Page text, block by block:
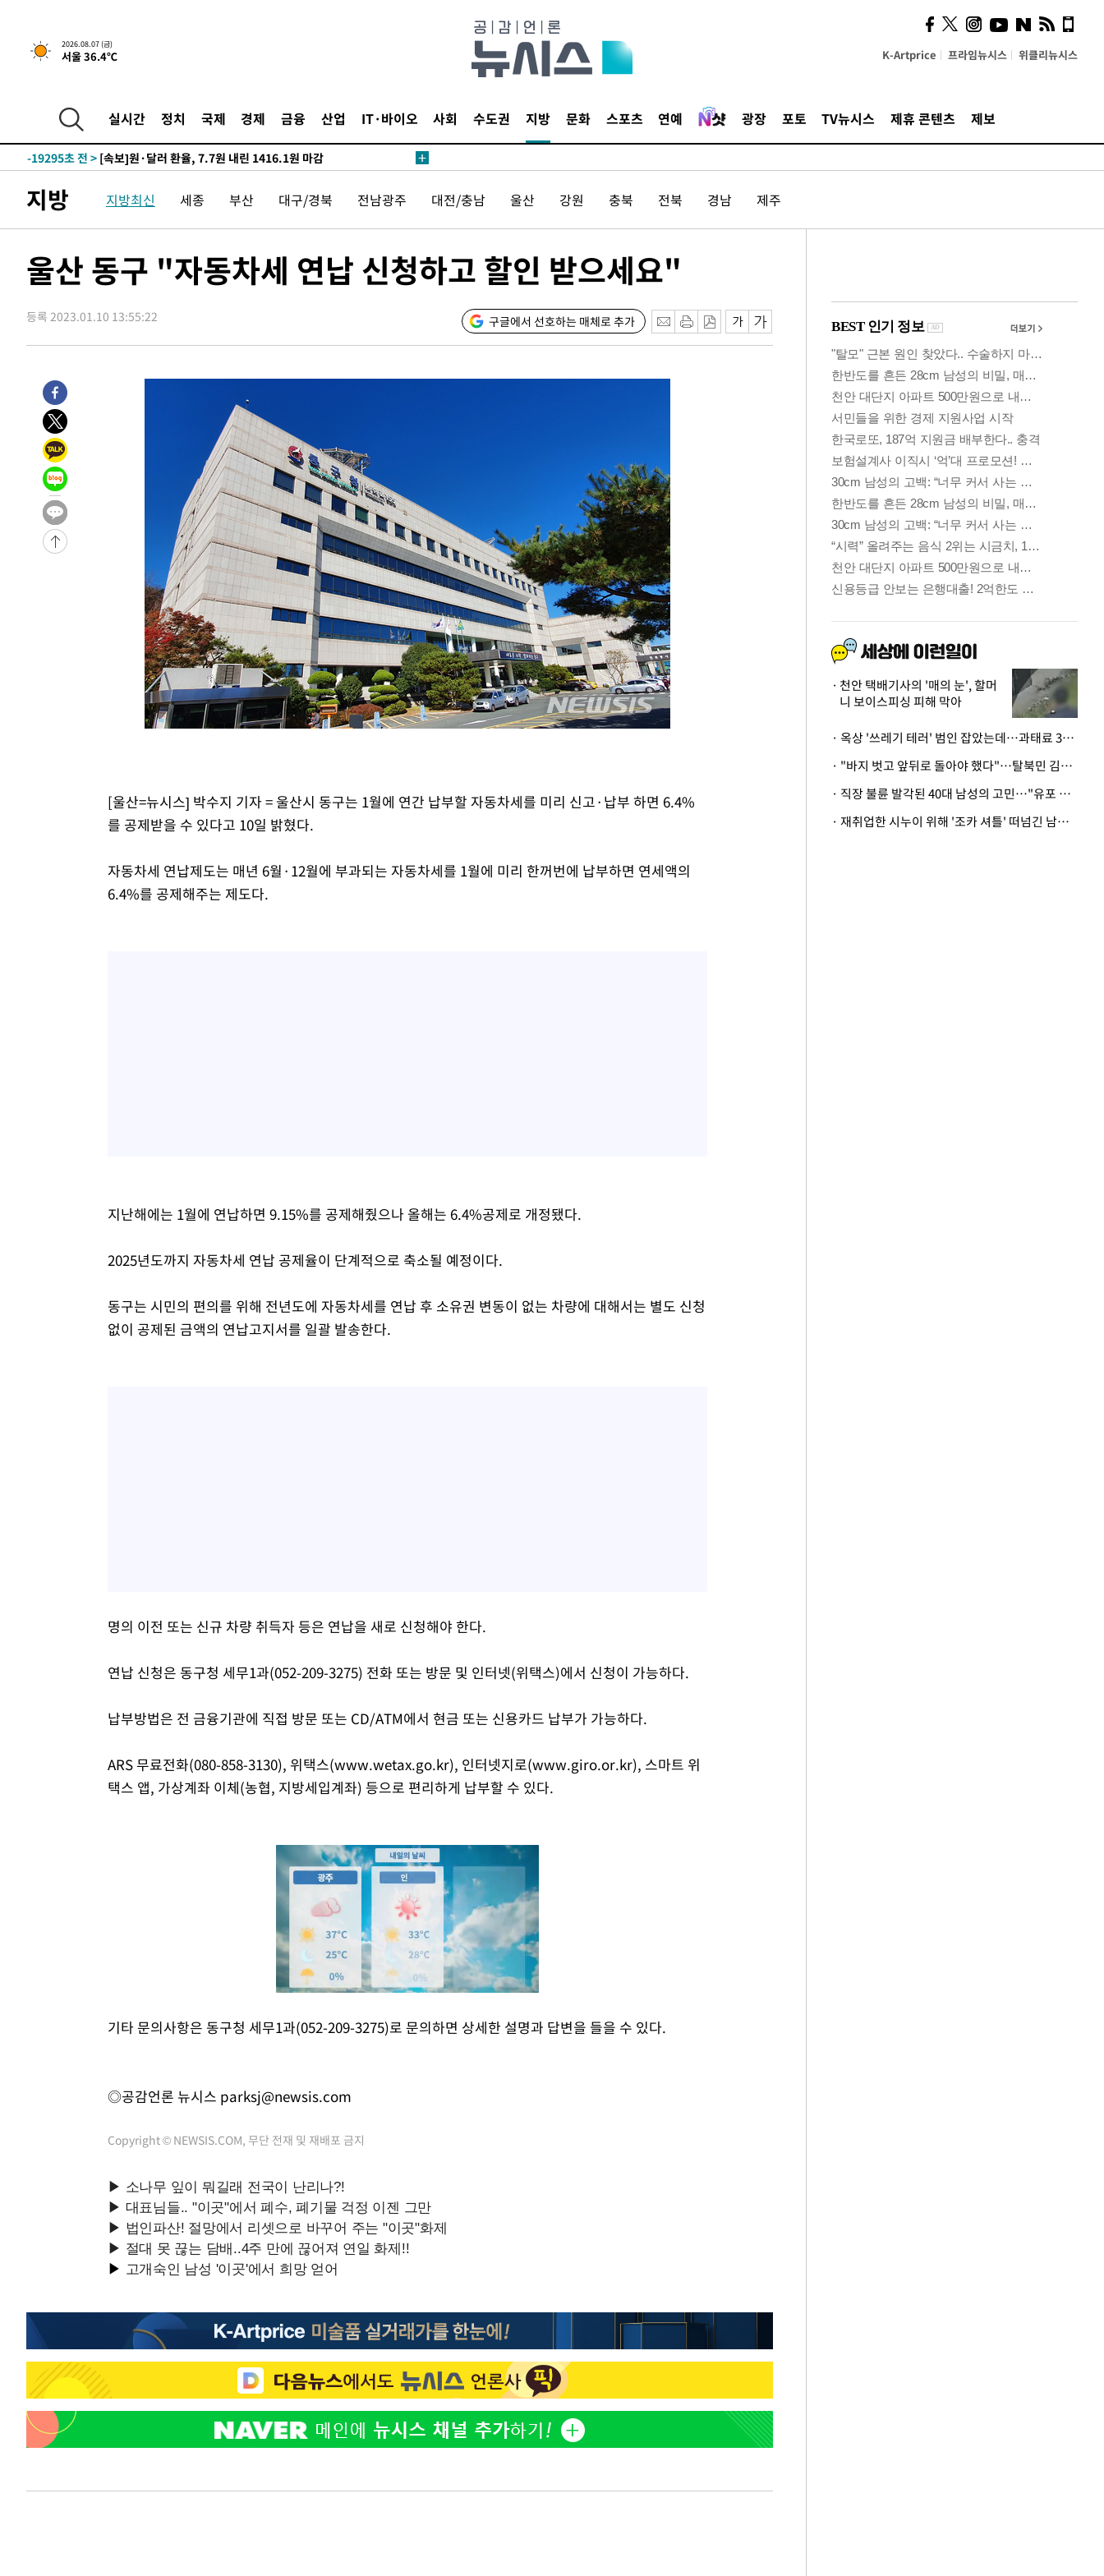
2026.08.07 (금)
서울 36.4℃ K-Artprice 프라임뉴시스 위클리뉴시스
실시간 정치 국제 경제 금융 산업 IT·바이오 사회 수도권 지방 문화 스포츠 연예 광장 포토 TV뉴시스 제휴 콘텐츠 제보
-23519초 전 >SK하이닉스, 용인·청주 팹에 54조 투자…"AI 메모리 수요 선제 대
응"
-20375초 전 >여자배구 이재영·이다영 자매, 아제르바이잔 투란VC 입단
-19362초 전 >
[속보]코스닥, 2.86포인트(0.36%) 내린 798.81마감
-19315초 전 >
-19295초 전 > [속보]원·달러 환율, 7.7원 내린 1416.1원 마감
-16274초 전 >
[속보]종합특검, '계엄 수용공간 확보' 신용해 前교정본부장 기소
-15147초 전 >외신들도 주목한 韓축구 파문…"국민적 공분에 수사 재개"
-14140초 전 >[속보]규제합리화위원회 부위원장에 김태유 서울대 공대 교수…이
-5823초 전 >[속보] 7월 중국 수출 23.9%↑ 수입 27.5%↑…무역총액 25.3%↑
-2983초 전 >[속보]'채상병 순직 책임' 임성근, 항소심도 징역 3년
9분 전 >민주 콩고 에볼라환자 4천명 돌파, 4053명 발생 1850명 사망
-27335초 전 >
"낮 기온 소폭 하락"…수도권 폭염중대경보, 폭염경보로 하향
-27299초 전 >
[속보]이 대통령, '호우피해' 안동·의성 관할 4개 면 특별재난지역
선포
-27262초 전 >
[단독]중수청 지원 검사들, 정원 초과 시 낮은 계급 임용…희망지 못
갈 수도
-25233초 전 >
낮 최고 37도 찜통더위…곳곳 소나기·강원 많은 비[내일날씨]
-23539초 전 >
SK하이닉스, 용인·청주 팹에 54조 투자…"AI 메모리 수요 선제 대
응"
-20395초 전 >
여자배구 이재영·이다영 자매, 아제르바이잔 투란VC 입단
-19648초 전 >
외국인 심판 성 접대 7경기 들여다보니…한국 축구 '5승 2무'
[속보]코스닥, 2.86포인트(0.36%) 내린 798.81마감
[속보]코스피, 6200선 약보합…0.60% 내린 6258.77에 마쳐
[속보]원·달러 환율, 7.7원 내린 1416.1원 마감
[속보] 노원서 40.1도 관측…서울, 2018년 이후 첫 40도
[속보]종합특검, '계엄 수용공간 확보' 신용해 前교정본부장 기소
외신들도 주목한 韓축구 파문…"국민적 공분에 수사 재개"
11시간 압수수색에 성접대 파문까지…'쑥대밭' 된 축구협회
[속보]규제합리화위원회 부위원장에 김태유 서울대 공대 교수…이
[속보]'채상병 순직 책임' 임성근, 항소심도 징역 3년
[속보]종합특검, '관저이전 봐주기 감사' 유병호 구속기소
지방 지방최신 세종 부산 대구/경북 전남광주 대전/충남 울산 강원 충북 전북 경남 제주
울산 동구 "자동차세 연납 신청하고 할인 받으세요"
등록 2023.01.10 13:55:22 구글에서 선호하는 매체로 추가
[울산=뉴시스] 박수지 기자 = 울산시 동구는 1월에 연간 납부할 자동차세를 미리 신고·납부 하면 6.4%
를 공제받을 수 있다고 10일 밝혔다.
자동차세 연납제도는 매년 6월·12월에 부과되는 자동차세를 1월에 미리 한꺼번에 납부하면 연세액의
6.4%를 공제해주는 제도다.
지난해에는 1월에 연납하면 9.15%를 공제해줬으나 올해는 6.4%공제로 개정됐다.
2025년도까지 자동차세 연납 공제율이 단계적으로 축소될 예정이다.
동구는 시민의 편의를 위해 전년도에 자동차세를 연납 후 소유권 변동이 없는 차량에 대해서는 별도 신청
없이 공제된 금액의 연납고지서를 일괄 발송한다.
명의 이전 또는 신규 차량 취득자 등은 연납을 새로 신청해야 한다.
연납 신청은 동구청 세무1과(052-209-3275) 전화 또는 방문 및 인터넷(위택스)에서 신청이 가능하다.
납부방법은 전 금융기관에 직접 방문 또는 CD/ATM에서 현금 또는 신용카드 납부가 가능하다.
ARS 무료전화(080-858-3130), 위택스(www.wetax.go.kr), 인터넷지로(www.giro.or.kr), 스마트 위
택스 앱, 가상계좌 이체(농협, 지방세입계좌) 등으로 편리하게 납부할 수 있다.
기타 문의사항은 동구청 세무1과(052-209-3275)로 문의하면 상세한 설명과 답변을 들을 수 있다.
◎공감언론 뉴시스 parksj@newsis.com
Copyright © NEWSIS.COM, 무단 전재 및 재배포 금지
시, 스마트폰 액세서리에
NFC 더했다
천안 택배기사의 '매의 눈', 할머
니 보이스피싱 피해 막아
· 옥상 '쓰레기 테러' 범인 잡았는데…과태료 3만원 처분에 숙박업주 허탈
· "바지 벗고 앞뒤로 돌아야 했다"…탈북민 김서아, 기쁨조 검사 수치심 회상
· 직장 불륜 발각된 40대 남성의 고민…"유포 동료 명예훼손·협박죄 고소 가능할까"
· 재취업한 시누이 위해 '조카 셔틀' 떠넘긴 남편…아내 "난 못한다"